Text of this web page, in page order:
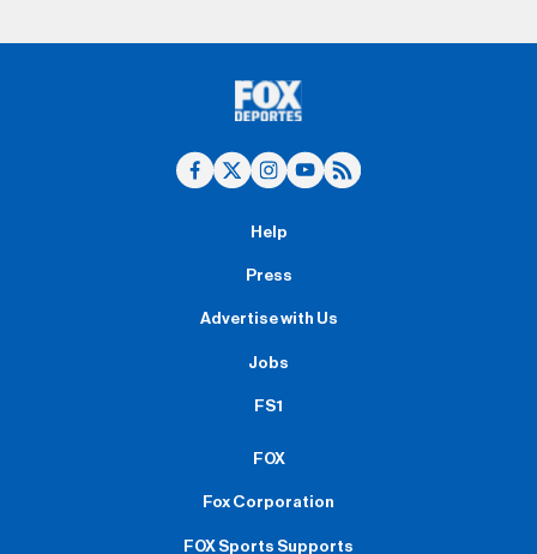
Help
Press
Advertise with Us
Jobs
FS1
FOX
Fox Corporation
FOX Sports Supports